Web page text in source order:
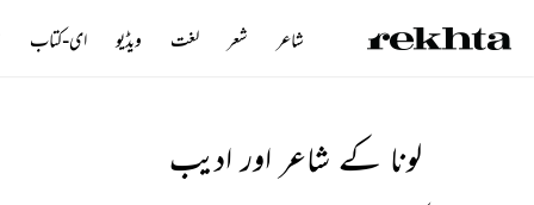
لونا کے شاعر اور ادیب
شاعر شعر لغت ویڈیو ای-کتاب